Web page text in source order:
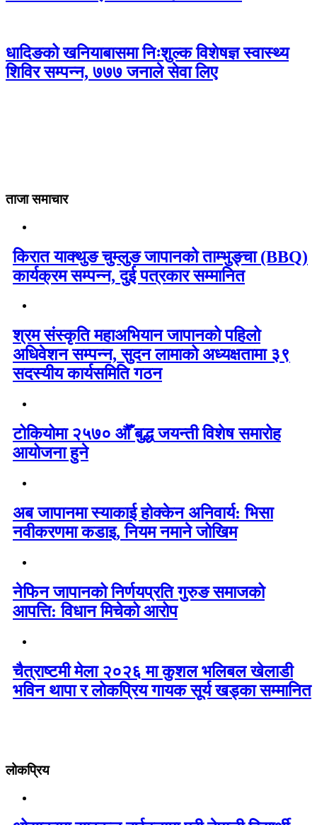
धादिङको खनियाबासमा निःशुल्क विशेषज्ञ स्वास्थ्य
शिविर सम्पन्न, ७७७ जनाले सेवा लिए
ताजा समाचार
किरात याक्थुङ चुम्लुङ जापानको ताम्भुङ्चा (BBQ)
कार्यक्रम सम्पन्न, दुई पत्रकार सम्मानित
श्रम संस्कृति महाअभियान जापानको पहिलो
अधिवेशन सम्पन्न, सुदन लामाको अध्यक्षतामा ३९
सदस्यीय कार्यसमिति गठन
टोकियोमा २५७० औँ बुद्ध जयन्ती विशेष समारोह
आयोजना हुने
अब जापानमा स्याकाई होक्केन अनिवार्य: भिसा
नवीकरणमा कडाइ, नियम नमाने जोखिम
नेफिन जापानको निर्णयप्रति गुरुङ समाजको
आपत्ति: विधान मिचेको आरोप
चैत्राष्टमी मेला २०२६ मा कुशल भलिबल खेलाडी
भविन थापा र लोकप्रिय गायक सूर्य खड्का सम्मानित
लोकप्रिय